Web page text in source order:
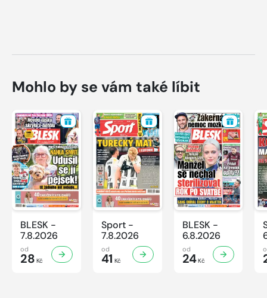
Mohlo by se vám také líbit
BLESK -
7.8.2026
od
28 Kč
Sport -
7.8.2026
od
41 Kč
BLESK -
6.8.2026
od
24Kč